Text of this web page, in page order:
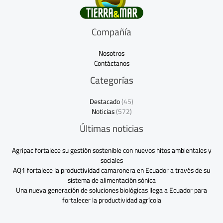
Compañía
Nosotros
Contáctanos
Categorías
Destacado(45)
Noticias(572)
Últimas noticias
Agripac fortalece su gestión sostenible con nuevos hitos ambientales y
sociales
AQ1 fortalece la productividad camaronera en Ecuador a través de su
sistema de alimentación sónica
Una nueva generación de soluciones biológicas llega a Ecuador para
fortalecer la productividad agrícola